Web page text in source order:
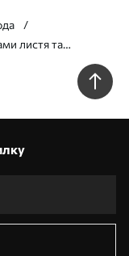
листя та
небо, тропічне